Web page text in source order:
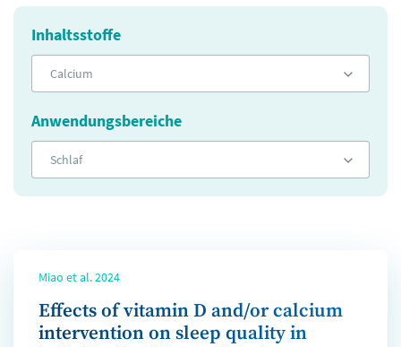
Inhaltsstoffe
Calcium
Anwendungsbereiche
Schlaf
Miao et al. 2024
Effects of vitamin D and/or calcium
intervention on sleep quality in